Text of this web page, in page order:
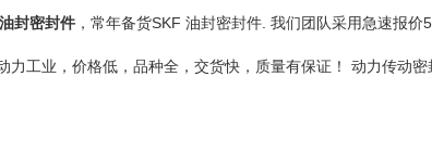
封密封件，常年备货SKF 油封密封件. 我们团队采用急速报
工业，价格低，品种全，交货快，质量有保证！ 动力传动密